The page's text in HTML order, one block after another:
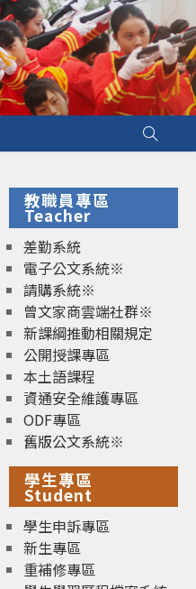
教職員專區
Teacher
差勤系統
電子公文系統※
請購系統※
曾文家商雲端社群※
新課綱推動相關規定
公開授課專區
本土語課程
資通安全維護專區
ODF專區
舊版公文系統※
學生專區
Student
學生申訴專區
新生專區
重補修專區